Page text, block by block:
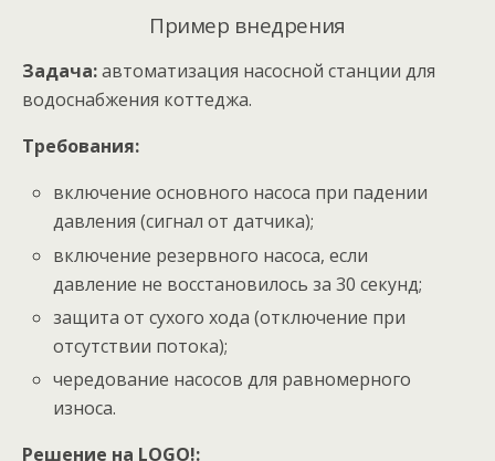
Пример внедрения
Задача:автоматизация насосной станции для
водоснабжения коттеджа.
Требования:
включение основного насоса при падении
давления (сигнал от датчика);
включение резервного насоса, если
давление не восстановилось за 30 секунд;
защита от сухого хода (отключение при
отсутствии потока);
чередование насосов для равномерного
износа.
Решение на LOGO!: